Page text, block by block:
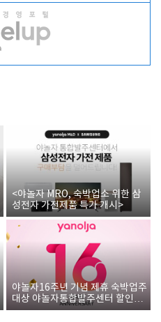
<야놀자 MRO, 숙박업소 위한 삼
성전자 가전제품 특가 개시>
야놀자16주년 기념 제휴 숙박업주
대상 야놀자통합발주센터 할인쿠
폰 증정